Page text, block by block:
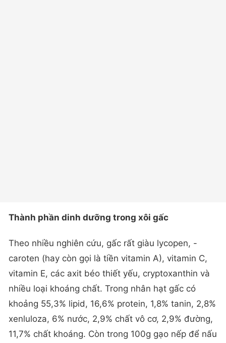
Thành phần dinh dưỡng trong xôi gấc
Theo nhiều nghiên cứu, gấc rất giàu lycopen, -
caroten (hay còn gọi là tiền vitamin A), vitamin C,
vitamin E, các axit béo thiết yếu, cryptoxanthin và
nhiều loại khoáng chất. Trong nhân hạt gấc có
khoảng 55,3% lipid, 16,6% protein, 1,8% tanin, 2,8%
xenluloza, 6% nước, 2,9% chất vô cơ, 2,9% đường,
11,7% chất khoáng. Còn trong 100g gạo nếp để nấu